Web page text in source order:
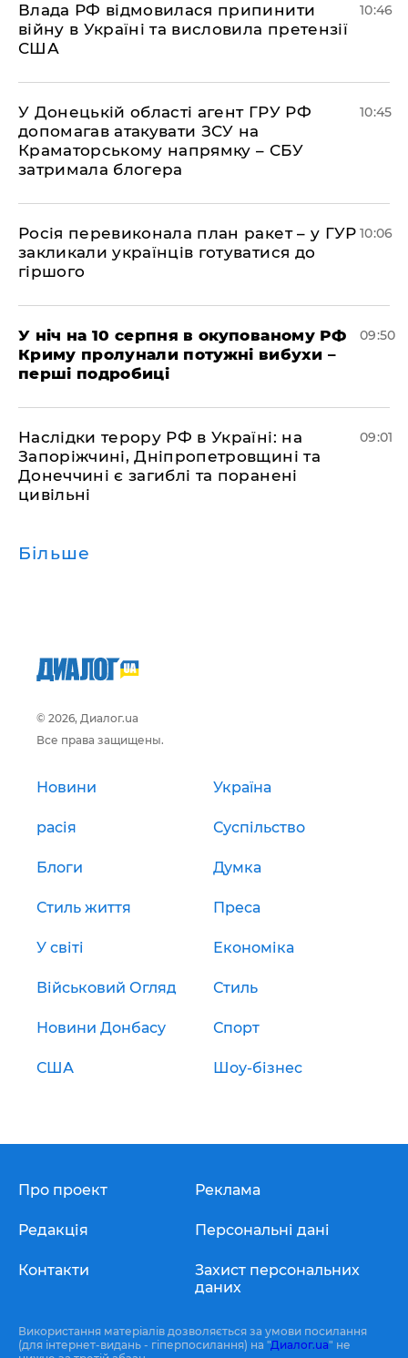
Влада РФ відмовилася припинити
війну в Україні та висловила претензії
США
10:46
У Донецькій області агент ГРУ РФ
допомагав атакувати ЗСУ на
Краматорському напрямку – СБУ
затримала блогера
10:45
Росія перевиконала план ракет – у ГУР
закликали українців готуватися до
гіршого
10:06
У ніч на 10 серпня в окупованому РФ
Криму пролунали потужні вибухи –
перші подробиці
09:50
Наслідки терору РФ в Україні: на
Запоріжчині, Дніпропетровщині та
Донеччині є загиблі та поранені
цивільні
09:01
Більше
© 2026, Диалог.ua
Все права защищены.
Новини Україна
расія Суспільство
Блоги Думка
Стиль життя Преса
У світі Економіка
Військовий Огляд Стиль
Новини Донбасу Спорт
США Шоу-бізнес
Про проект
Редакція
Контакти
Реклама
Персональні дані
Захист персональних
даних
Використання матеріалів дозволяється за умови посилання
(для інтернет-видань - гіперпосилання) на "Диалог.ua" не